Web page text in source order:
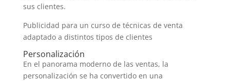
sus clientes.
Publicidad para un curso de técnicas de venta
adaptado a distintos tipos de clientes
Personalización
En el panorama moderno de las ventas, la
personalización se ha convertido en una